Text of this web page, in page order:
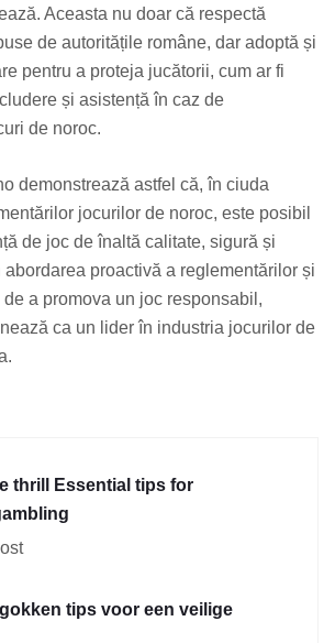
Aceasta nu doar că respectă
de autoritățile române, dar adoptă și
pentru a proteja jucătorii, cum ar fi
și asistență în caz de
de noroc.
demonstrează astfel că, în ciuda
jocurilor de noroc, este posibil
de joc de înaltă calitate, sigură și
proactivă a reglementărilor și
a promova un joc responsabil,
ca un lider în industria jocurilor de
thrill Essential tips for
tips voor een veilige